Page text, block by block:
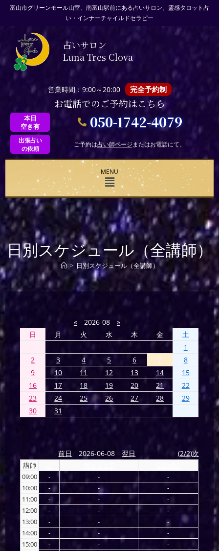
富山市グリーンモール山室、南富山駅前にある占いサロン。霊感タロット占
い・インナーチャイルドセラピー
占いサロン
Luna Tres Clova
営業時間：9:00～20:00 完全予約制
お電話でのご予約はこちら
本日
空き有
050-1742-4079
出張占い
の依頼
ご予約は占い師ページまたはお電話にて。
MENU
日別スケジュール（全講師）
> 日別スケジュール（全講師）
« 2026-08
»
日
月 火 水 木 金
土
1
2
3 4 5 6 7
8
9
10 11 12 13 14
15
16
17 18 19 20 21
22
23
24 25 26 27 28
29
30
31
前日 2026-06-08 翌日 (2/2)次
講師
09:00
- -
-
10:00
- -
-
11:00
- -
-
12:00
- -
-
13:00
- -
-
14:00
- -
-
15:00
- -
-